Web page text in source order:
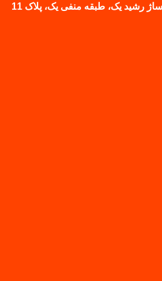
رشید یک، طبقه منفی یک، پلاک 11